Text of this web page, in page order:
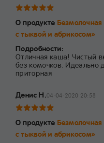
О продукте Безмолочная
с тыквой и абрикосом»
Подробности:
Отличная каша! Чистый
без комочков. Идеально
приторная
Денис Н.04-04-2020 20:58
О продукте Безмолочная
с тыквой и абрикосом»